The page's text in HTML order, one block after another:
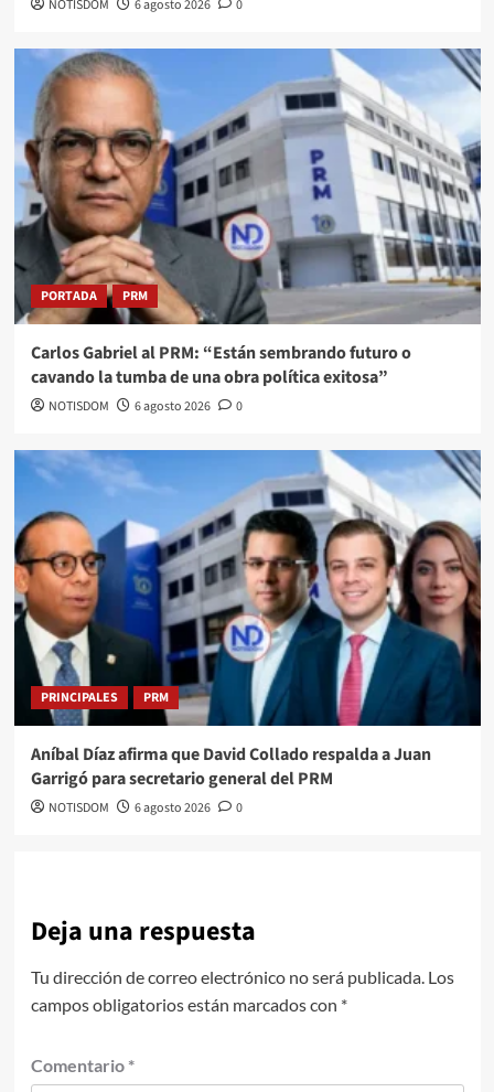
NOTISDOM 6 agosto 2026 0
PORTADA PRM
Carlos Gabriel al PRM: “Están sembrando futuro o
cavando la tumba de una obra política exitosa”
NOTISDOM 6 agosto 2026 0
PRINCIPALES PRM
Aníbal Díaz afirma que David Collado respalda a Juan
Garrigó para secretario general del PRM
NOTISDOM 6 agosto 2026 0
Deja una respuesta
Tu dirección de correo electrónico no será publicada. Los
campos obligatorios están marcados con *
Comentario *